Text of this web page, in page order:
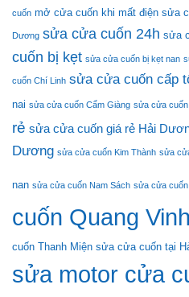
cuốn mở cửa cuốn khi mất điện sửa
Dương sửa cửa cuốn 24h sửa
cuốn bị kẹt sửa cửa cuốn bị kẹt nan
cuốn Chí Linh sửa cửa cuốn cấp
nai sửa cửa cuốn Cẩm Giàng sửa cửa cuốn
rẻ sửa cửa cuốn giá rẻ Hải
Dương sửa cửa cuốn Kim Thành sửa
nan sửa cửa cuốn Nam Sách sửa cửa
cuốn Quang Vinh
cuốn Thanh Miện sửa cửa cuốn tại
sửa motor cửa